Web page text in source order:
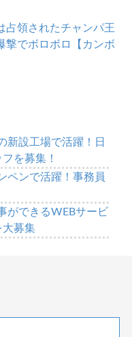
占領されたチャンパ王
撃でボロボロ【カンボ
新設工場で活躍！日
を募集！
ペンで活躍！事務員
ができるWEBサービ
大募集